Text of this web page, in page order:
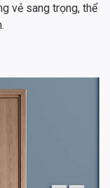
vẻ sang trọng, thể